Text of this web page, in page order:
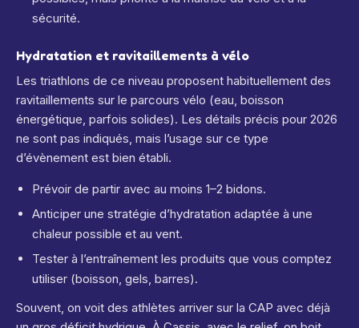
sécurité.
Hydratation et ravitaillements à vélo
Les triathlons de ce niveau proposent habituellement des
ravitaillements sur le parcours vélo (eau, boisson
énergétique, parfois solides). Les détails précis pour 2026
ne sont pas indiqués, mais l’usage sur ce type
d’évènement est bien établi.
Prévoir de partir avec au moins 1–2 bidons.
Anticiper une stratégie d’hydratation adaptée à une
chaleur possible et au vent.
Tester à l’entraînement les produits que vous comptez
utiliser (boisson, gels, barres).
Souvent, on voit des athlètes arriver sur la CAP avec déjà